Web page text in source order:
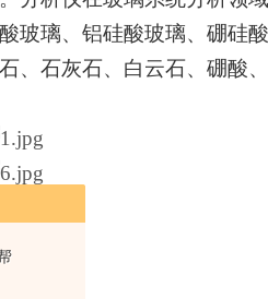
玻璃、铝硅酸玻璃、硼硅
、石灰石、白云石、硼酸